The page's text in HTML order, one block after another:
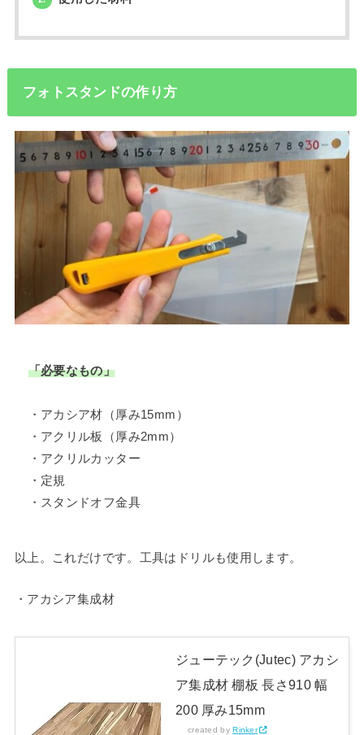
フォトスタンドの作り方
「必要なもの」
・アカシア材（厚み15mm）
・アクリル板（厚み2mm）
・アクリルカッター
・定規
・スタンドオフ金具
以上。これだけです。工具はドリルも使用します。
・アカシア集成材
ジューテック(Jutec) アカシ
ア集成材 棚板 長さ910 幅
200 厚み15mm
created byRinker